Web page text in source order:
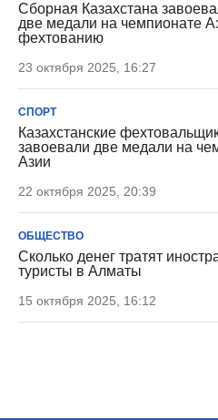
Сборная Казахстана
две медали на чемпионате
фехтованию
23 октября 2025, 16:27
СПОРТ
Казахстанские
завоевали две медали на
Азии
22 октября 2025, 20:39
ОБЩЕСТВО
Сколько денег тратят
туристы в Алматы
15 октября 2025, 16:12